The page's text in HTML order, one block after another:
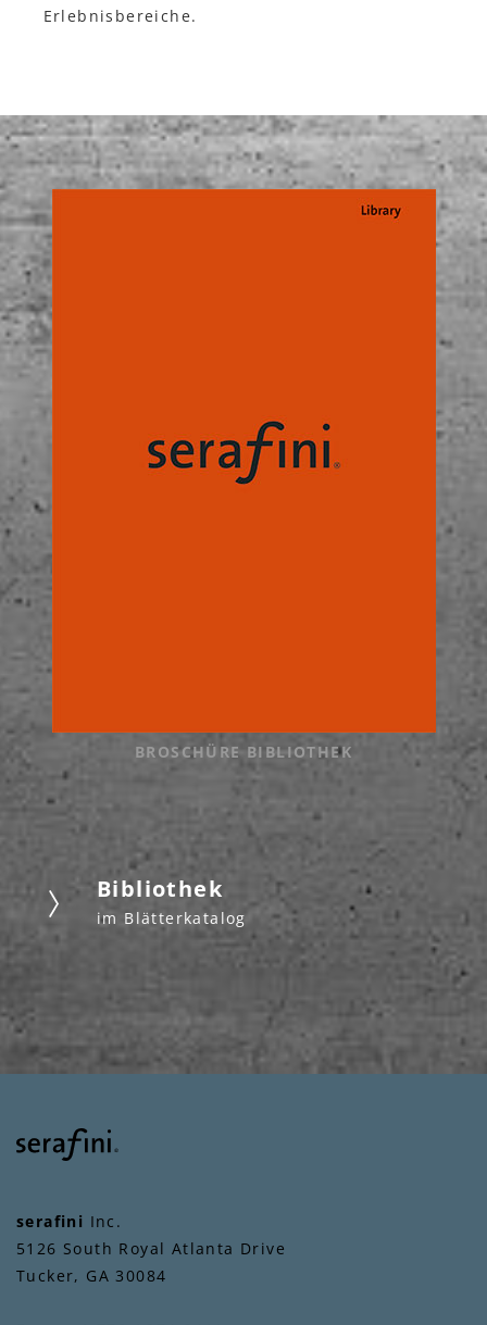
Erlebnisbereiche.
BROSCHÜRE BIBLIOTHEK
Bibliothek
im Blätterkatalog
serafini Inc.
5126 South Royal Atlanta Drive
Tucker, GA 30084